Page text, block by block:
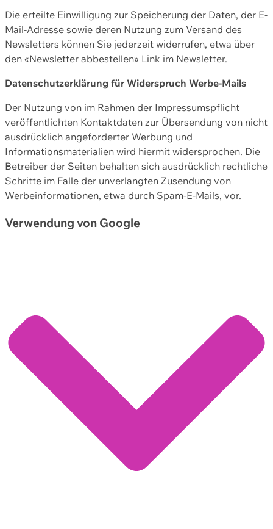
Die erteilte Einwilligung zur Speicherung der Daten, der E-
Mail-Adresse sowie deren Nutzung zum Versand des
Newsletters können Sie jederzeit widerrufen, etwa über
den «Newsletter abbestellen» Link im Newsletter.
Datenschutzerklärung für Widerspruch Werbe-Mails
Der Nutzung von im Rahmen der Impressumspflicht
veröffentlichten Kontaktdaten zur Übersendung von nicht
ausdrücklich angeforderter Werbung und
Informationsmaterialien wird hiermit widersprochen. Die
Betreiber der Seiten behalten sich ausdrücklich rechtliche
Schritte im Falle der unverlangten Zusendung von
Werbeinformationen, etwa durch Spam-E-Mails, vor.
Verwendung von Google